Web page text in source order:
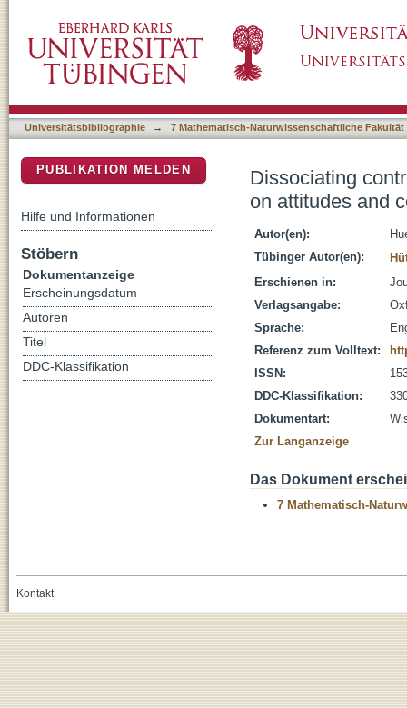
consumption
Universitätsbibliographie → 7 Mathematisch-Naturwissenschaftliche Fakultät
Dissociating
on attitudes and
Autor(en):
Tübinger Autor(en):
Erschienen in:
Verlagsangabe:
Sprache:
Referenz zum Volltext:
ISSN:
DDC-Klassifikation:
Dokumentart:
Zur Langanzeige
Das Dokument
7 Mathematisch-
PUBLIKATION MELDEN
Hilfe und Informationen
Stöbern
Dokumentanzeige
Erscheinungsdatum
Autoren
Titel
DDC-Klassifikation
Kontakt